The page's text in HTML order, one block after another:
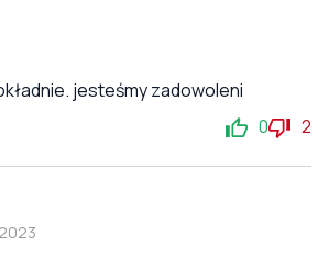
jesteśmy zadowoleni
0 2